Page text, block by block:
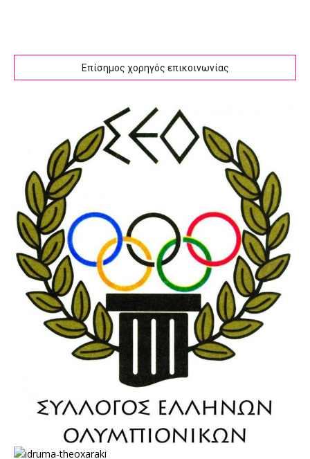
Επίσημος χορηγός επικοινωνίας